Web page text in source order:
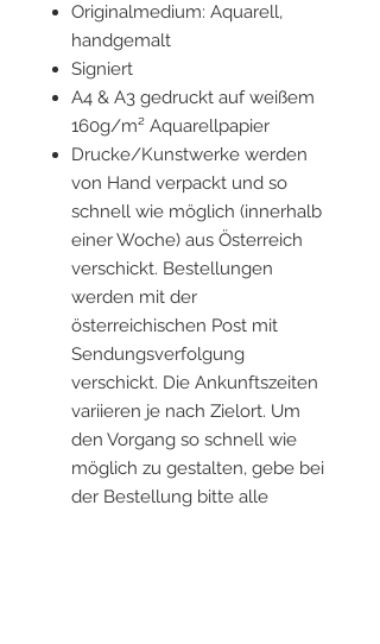
Originalmedium: Aquarell,
handgemalt
Signiert
A4 & A3 gedruckt auf weißem
160g/m² Aquarellpapier
Drucke/Kunstwerke werden
von Hand verpackt und so
schnell wie möglich (innerhalb
einer Woche) aus Österreich
verschickt. Bestellungen
werden mit der
österreichischen Post mit
Sendungsverfolgung
verschickt. Die Ankunftszeiten
variieren je nach Zielort. Um
den Vorgang so schnell wie
möglich zu gestalten, gebe bei
der Bestellung bitte alle